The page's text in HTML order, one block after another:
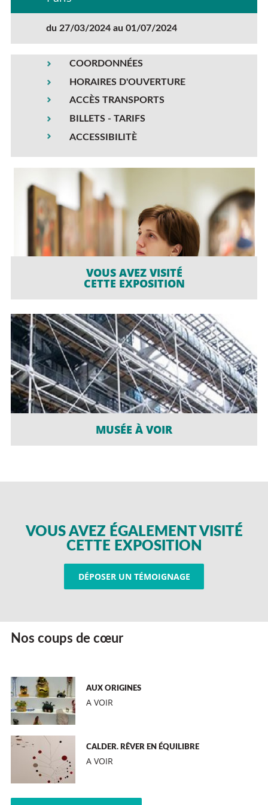
du 27/03/2024 au 01/07/2024
COORDONNÉES
HORAIRES D'OUVERTURE
ACCÈS TRANSPORTS
BILLETS - TARIFS
ACCESSIBILITÈ
VOUS AVEZ VISITÉ
CETTE EXPOSITION
MUSÉE À VOIR
VOUS AVEZ ÉGALEMENT VISITÉ
CETTE EXPOSITION
DÉPOSER UN TÉMOIGNAGE
Nos coups de cœur
AUX ORIGINES
A VOIR
CALDER. RÊVER EN ÉQUILIBRE
A VOIR